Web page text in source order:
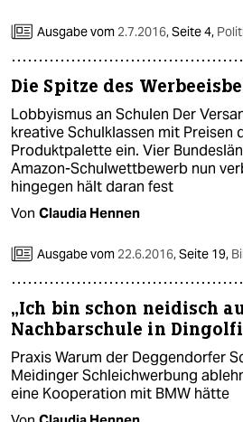
Ausgabe vom 2.7.2016,Seite 4,
Die Spitze des
Lobbyismus an Schulen Der
kreative Schulklassen mit Preisen
Produktpalette ein. Vier
Amazon-Schulwettbewerb nun
hingegen hält daran fest
Von Claudia Hennen
Ausgabe vom 22.6.2016,Seite 19,
„Ich bin schon neidisch
Nachbarschule in
Praxis Warum der Deggendorfer
Meidinger Schleichwerbung
eine Kooperation mit BMW hätte